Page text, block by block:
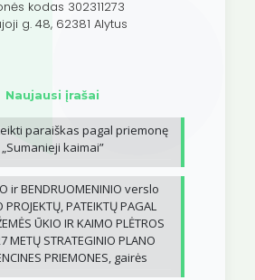
kodas 302311273
g. 48, 62381 Alytus
Naujausi įrašai
paraiškas pagal priemonę
„Sumanieji kaimai”
ir BENDRUOMENINIO verslo
PROJEKTŲ, PATEIKTŲ PAGAL
ŪKIO IR KAIMO PLĖTROS
METŲ STRATEGINIO PLANO
PRIEMONES, gairės